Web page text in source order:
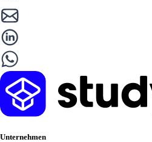
Unternehmen